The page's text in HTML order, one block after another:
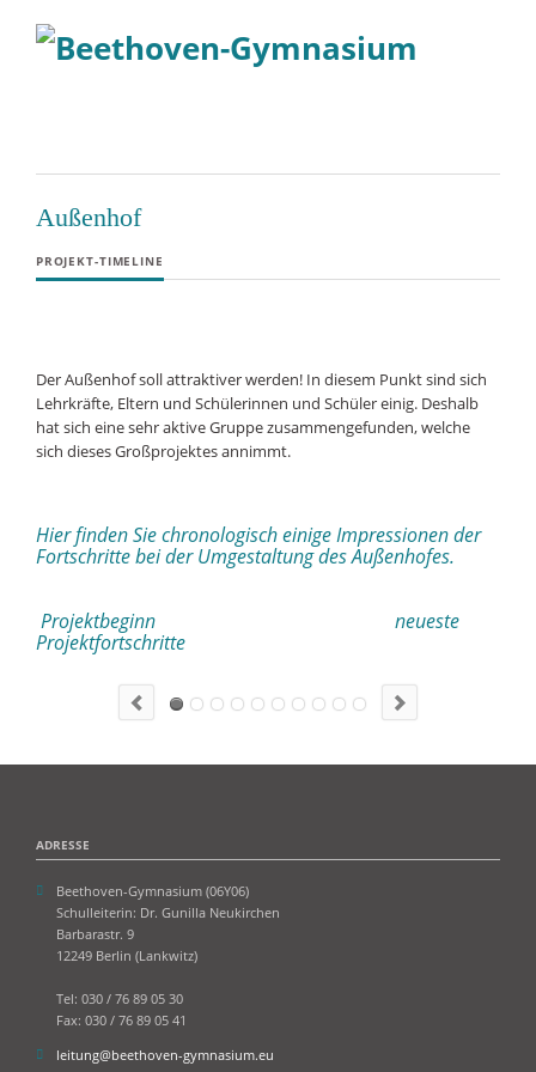
Außenhof
PROJEKT-TIMELINE
Der Außenhof soll attraktiver werden! In diesem Punkt sind sich
Lehrkräfte, Eltern und Schülerinnen und Schüler einig. Deshalb
hat sich eine sehr aktive Gruppe zusammengefunden, welche
sich dieses Großprojektes annimmt.
Hier finden Sie chronologisch einige Impressionen der
Fortschritte bei der Umgestaltung des Außenhofes.
Projektbeginn neueste
Projektfortschritte
ADRESSE
Beethoven-Gymnasium (06Y06)
Schulleiterin: Dr. Gunilla Neukirchen
Barbarastr. 9
12249 Berlin (Lankwitz)
Tel: 030 / 76 89 05 30
Fax: 030 / 76 89 05 41
leitung@beethoven-gymnasium.eu